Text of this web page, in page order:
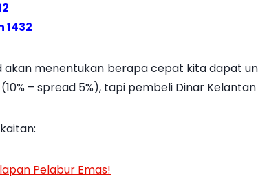
1432
akan menentukan berapa cepat kita dapat
– spread 5%), tapi pembeli Dinar
Pelabur Emas!